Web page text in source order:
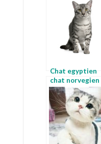
Chat egyptien
chat norvegien
ambre